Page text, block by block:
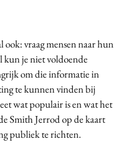
ook: vraag mensen naar hun
kun je niet voldoende
om die informatie in
te kunnen vinden bij
wat populair is en wat het
Smith Jerrod op de kaart
publiek te richten.